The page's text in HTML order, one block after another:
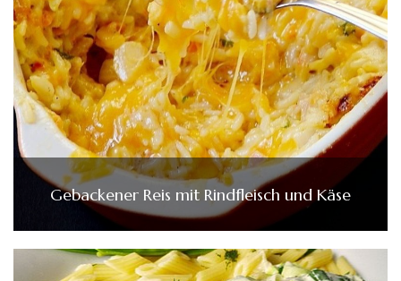
Gebackener Reis mit Rindfleisch und Käse